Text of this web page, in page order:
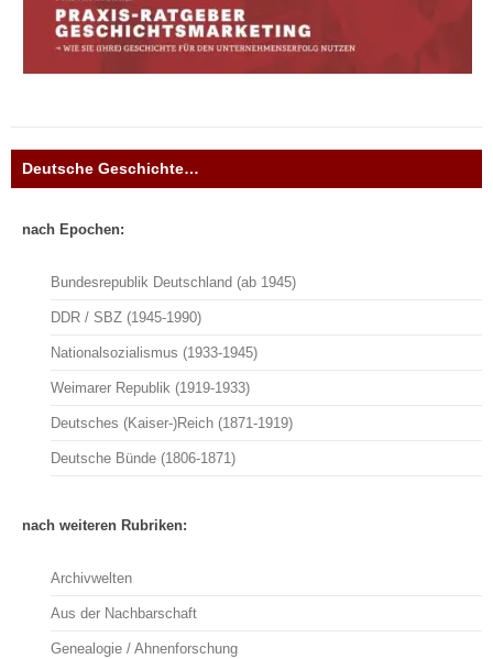
Deutsche Geschichte…
nach Epochen:
Bundesrepublik Deutschland (ab 1945)
DDR / SBZ (1945-1990)
Nationalsozialismus (1933-1945)
Weimarer Republik (1919-1933)
Deutsches (Kaiser-)Reich (1871-1919)
Deutsche Bünde (1806-1871)
nach weiteren Rubriken:
Archivwelten
Aus der Nachbarschaft
Genealogie / Ahnenforschung